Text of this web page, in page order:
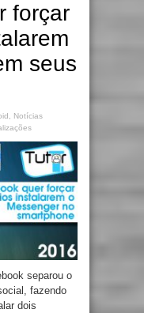
forçar
seus
, Notícias
separou o
fazendo
dois